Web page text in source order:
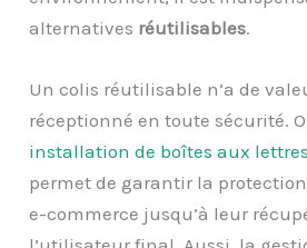
alternatives réutilisables.
Un colis réutilisable n’a de
réceptionné en toute sécurité.
installation de boîtes aux
permet de garantir la
e-commerce jusqu’à leur